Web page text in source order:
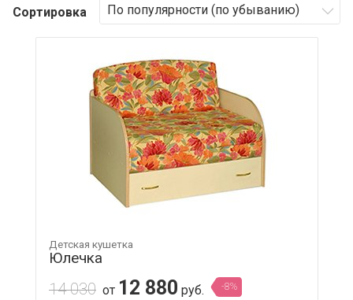
Сортировка
Детская кушетка
Юлечка
14 030 от 12 880 руб. -8%